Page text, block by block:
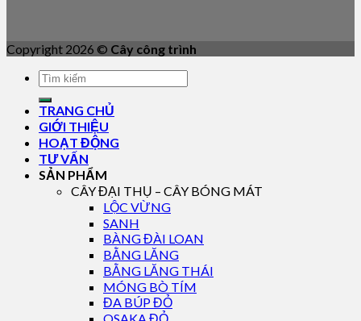
Copyright 2026 © Cây công trình
TRANG CHỦ
GIỚI THIỆU
HOẠT ĐỘNG
TƯ VẤN
SẢN PHẨM
CÂY ĐẠI THỤ – CÂY BÓNG MÁT
LỘC VỪNG
SANH
BÀNG ĐÀI LOAN
BẰNG LĂNG
BẰNG LĂNG THÁI
MÓNG BÒ TÍM
ĐA BÚP ĐỎ